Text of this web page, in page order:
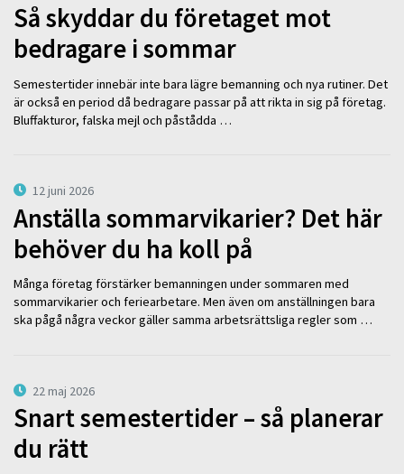
Så skyddar du företaget mot
bedragare i sommar
Semestertider innebär inte bara lägre bemanning och nya rutiner. Det
är också en period då bedragare passar på att rikta in sig på företag.
Bluffakturor, falska mejl och påstådda …
12 juni 2026
Anställa sommarvikarier? Det här
behöver du ha koll på
Många företag förstärker bemanningen under sommaren med
sommarvikarier och feriearbetare. Men även om anställningen bara
ska pågå några veckor gäller samma arbetsrättsliga regler som …
22 maj 2026
Snart semestertider – så planerar
du rätt